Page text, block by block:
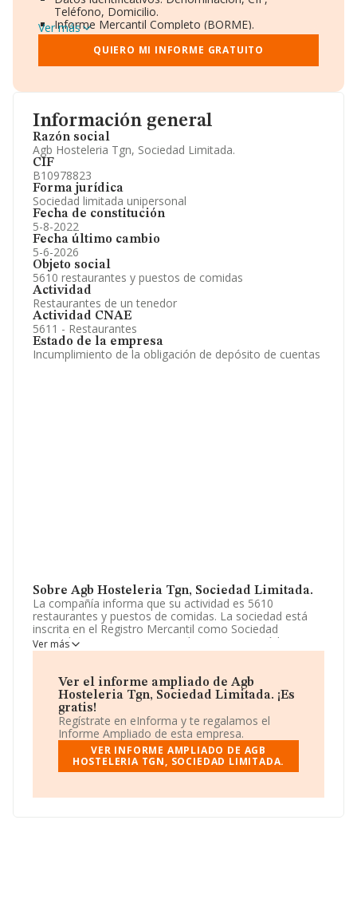
Información general
Razón social
Agb Hosteleria Tgn, Sociedad Limitada.
CIF
B10978823
Forma jurídica
Sociedad limitada unipersonal
Fecha de constitución
5-8-2022
Fecha último cambio
5-6-2026
Objeto social
5610 restaurantes y puestos de comidas
Actividad
Restaurantes de un tenedor
Actividad CNAE
5611 - Restaurantes
Estado de la empresa
Incumplimiento de la obligación de depósito de cuentas
Sobre Agb Hosteleria Tgn, Sociedad Limitada.
La compañía informa que su actividad es 5610
restaurantes y puestos de comidas. La sociedad está
inscrita en el Registro Mercantil como Sociedad
Limitada. Su CNAE corresponde a 5611 con código
'%cnae%'. La sociedad no tiene actividad en mercados
La sociedadAgb Hosteleria Tgn, Sociedad
Limitada, NIF B10978823, se encuentra en Carretera
T-11 núm. 7, (43006), en el municipio de Tarragona,
Cataluña.
Con los datos a disposición de INFORMA sobre 142.938
empresas pertenecientes al sector, en el ámbito
millones de euros y el promedio de la facturación de
Ver más
Ver el informe ampliado de Agb
Hosteleria Tgn, Sociedad Limitada. ¡Es
gratis!
Regístrate en eInforma y te regalamos el
Informe Ampliado de esta empresa.
VER INFORME AMPLIADO DE AGB
HOSTELERIA TGN, SOCIEDAD LIMITADA.
Teléfono, Domicilio.
Informe Mercantil Completo (BORME).
Gráficos de Evolución Ventas y Empleados.
Consejo de Administración y Administradores.
Directivos y Ejecutivos.
Información oficial y registral complementaria.
Ver más
QUIERO MI INFORME GRATUITO